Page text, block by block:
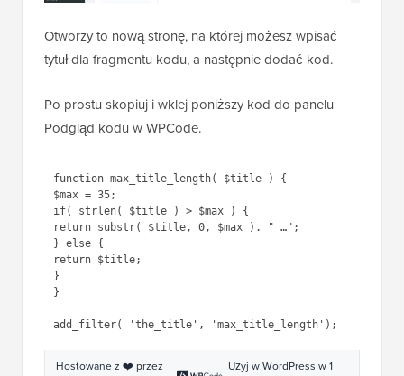
Otworzy to nową stronę, na której możesz wpisać
tytuł dla fragmentu kodu, a następnie dodać kod.
Po prostu skopiuj i wklej poniższy kod do panelu
Podgląd kodu w WPCode.
function max_title_length( $title ) {
$max = 35;
if( strlen( $title ) > $max ) {
return substr( $title, 0, $max ). " …";
} else {
return $title;
}
}
Hostowane z ❤️ przez
Użyj w WordPress w 1